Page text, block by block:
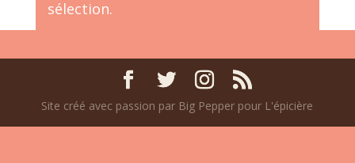
sélection.
Site créé avec passion par Big Pepper pour L'épicière